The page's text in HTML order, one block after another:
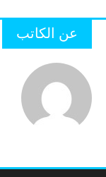
عن الكاتب